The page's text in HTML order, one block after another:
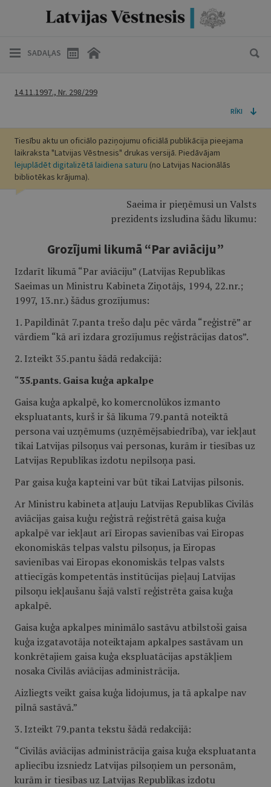
SADAĻAS
14.11.1997., Nr. 298/299
RĪKI
Tiesību aktu un oficiālo paziņojumu oficiālā publikācija pieejama
laikraksta "Latvijas Vēstnesis" drukas versijā. Piedāvājam
lejuplādēt digitalizētā laidiena saturu (no Latvijas Nacionālās
bibliotēkas krājuma).
Saeima ir pieņēmusi un Valsts
prezidents izsludina šādu likumu:
Grozījumi likumā “Par aviāciju”
Izdarīt likumā “Par aviāciju” (Latvijas Republikas
Saeimas un Ministru Kabineta Ziņotājs, 1994, 22.nr.;
1997, 13.nr.) šādus grozījumus:
1. Papildināt 7.panta trešo daļu pēc vārda “reģistrē” ar
vārdiem “kā arī izdara grozījumus reģistrācijas datos”.
2. Izteikt 35.pantu šādā redakcijā:
“35.pants. Gaisa kuģa apkalpe
Gaisa kuģa apkalpē, ko komercnolūkos izmanto
ekspluatants, kurš ir šā likuma 79.pantā noteiktā
persona vai uzņēmums (uzņēmējsabiedrība), var iekļaut
tikai Latvijas pilsoņus vai personas, kurām ir tiesības uz
Latvijas Republikas izdotu nepilsoņa pasi.
Par gaisa kuģa kapteini var būt tikai Latvijas pilsonis.
Ar Ministru kabineta atļauju Latvijas Republikas Civilās
aviācijas gaisa kuģu reģistrā reģistrētā gaisa kuģa
apkalpē var iekļaut arī Eiropas savienības vai Eiropas
ekonomiskās telpas valstu pilsoņus, ja Eiropas
savienības vai Eiropas ekonomiskās telpas valsts
attiecīgās kompetentās institūcijas pieļauj Latvijas
pilsoņu iekļaušanu šajā valstī reģistrēta gaisa kuģa
apkalpē.
Gaisa kuģa apkalpes minimālo sastāvu atbilstoši gaisa
kuģa izgatavotāja noteiktajam apkalpes sastāvam un
konkrētajiem gaisa kuģa ekspluatācijas apstākļiem
nosaka Civilās aviācijas administrācija.
Aizliegts veikt gaisa kuģa lidojumus, ja tā apkalpe nav
pilnā sastāvā.”
3. Izteikt 79.panta tekstu šādā redakcijā:
“Civilās aviācijas administrācija gaisa kuģa ekspluatanta
apliecību izsniedz Latvijas pilsoņiem un personām,
kurām ir tiesības uz Latvijas Republikas izdotu